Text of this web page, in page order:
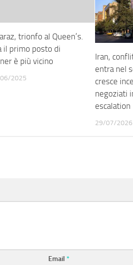
trionfo al Queen’s.
il primo posto di
è più vicino
2025
Iran,
entra nel
cresce
negoziati
escalation
29/07/2026
Email*